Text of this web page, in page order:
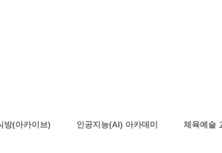
방(아카이브) 인공지능(AI) 아카데미 체육예술
문학교재자료